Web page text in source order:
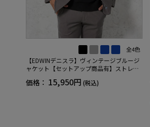
全4色
【EDWINデニスラ】ヴィンテージブルージ
ャケット【セットアップ商品有】ストレッ
価格： 15,950円 (税込)